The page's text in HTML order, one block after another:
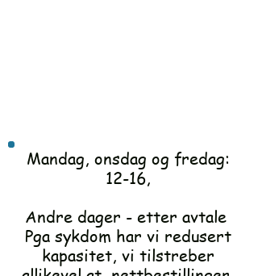
Mandag, onsdag og fredag:
12-16,
Andre dager - etter avtale
Pga sykdom har vi redusert
kapasitet, vi tilstreber